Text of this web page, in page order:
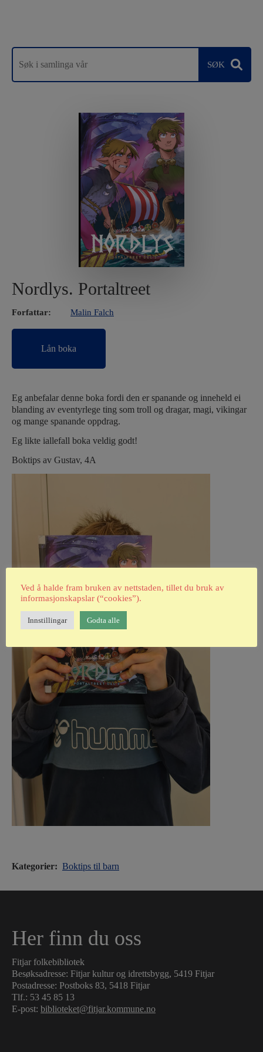
Nordlys. Portaltreet
Forfattar: Malin Falch
Lån boka
Eg anbefalar denne boka fordi den er spanande og inneheld ei
blanding av eventyrlege ting som troll og dragar, magi, vikingar
og mange spanande oppdrag.
Eg likte iallefall boka veldig godt!
Boktips av Gustav, 4A
Kategorier: Boktips til barn
Her finn du oss
Fitjar folkebibliotek
Besøksadresse: Fitjar kultur og idrettsbygg, 5419 Fitjar
Postadresse: Postboks 83, 5418 Fitjar
Tlf.: 53 45 85 13
E-post: biblioteket@fitjar.kommune.no
Ved å halde fram bruken av nettstaden, tillet du bruk av
informasjonskapslar (“cookies”).
Innstillingar Godta alle